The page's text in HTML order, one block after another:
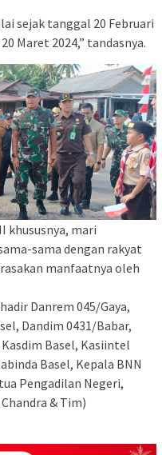
sejak tanggal 20 Februari
Maret 2024,” tandasnya.
khususnya, mari
sama dengan rakyat
manfaatnya oleh
Danrem 045/Gaya,
Dandim 0431/Babar,
Basel, Kasiintel
Basel, Kepala BNN
Pengadilan Negeri,
& Tim)